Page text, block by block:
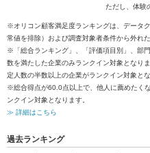
ただし、体験
※オリコン顧客満足度ランキングは、データ
常値を排除）および調査対象者条件から外れ
※「総合ランキング」、「評価項目別」、部
数を満たした企業のみランクイン対象となり
定人数の半数以上の企業がランクイン対象とな
※総合得点が60.0点以上で、他人に薦めたく
ンクイン対象となります。
≫ 詳細はこちら
過去ランキング